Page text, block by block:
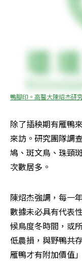
鴨腳印。高醫大陳炤杰研
除了插秧期有雁鴨
來訪。研究團隊調
鳩、斑文鳥、珠頸
次數居多。
陳炤杰強調，每一
數據未必具有代表
候鳥度冬時間，或
低農損，與野鴨共
雁鴨才有附加價值